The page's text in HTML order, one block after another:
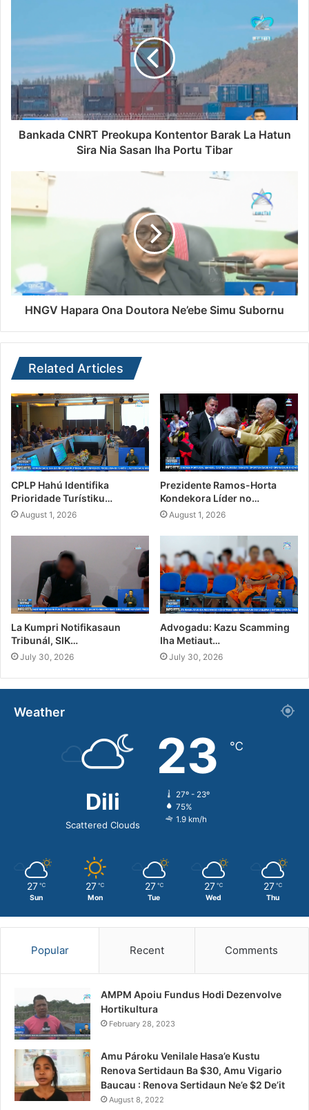
Bankada CNRT Preokupa Kontentor Barak La Hatun
Sira Nia Sasan Iha Portu Tibar
HNGV Hapara Ona Doutora Ne’ebe Simu Subornu
Related Articles
CPLP Hahú Identifika
Prioridade Turístiku…
August 1, 2026
Prezidente Ramos-Horta
Kondekora Líder no…
August 1, 2026
La Kumpri Notifikasaun
Tribunál, SIK…
July 30, 2026
Advogadu: Kazu Scamming
Iha Metiaut…
July 30, 2026
Weather
Dili
Scattered Clouds
23 ℃
27º - 23º
75%
1.9 km/h
27 ℃
Sun
27 ℃
Mon
27 ℃
Tue
27 ℃
Wed
27 ℃
Thu
Popular Recent Comments
AMPM Apoiu Fundus Hodi Dezenvolve
Hortikultura
February 28, 2023
Amu Pároku Venilale Hasa’e Kustu
Renova Sertidaun Ba $30, Amu Vigario
Baucau : Renova Sertidaun Ne’e $2 De’it
August 8, 2022